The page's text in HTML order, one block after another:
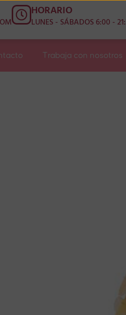
HORARIO
LUNES - SÁBADOS 6:00 -
Trabaja con nosotros